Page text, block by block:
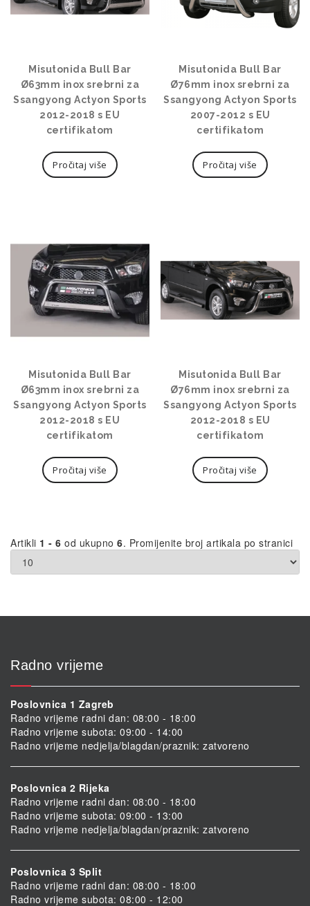
Misutonida Bull Bar
Ø63mm inox srebrni za
Ssangyong Actyon Sports
2012-2018 s EU
certifikatom
Pročitaj više
Misutonida Bull Bar
Ø76mm inox srebrni za
Ssangyong Actyon Sports
2007-2012 s EU
certifikatom
Pročitaj više
Misutonida Bull Bar
Ø63mm inox srebrni za
Ssangyong Actyon Sports
2012-2018 s EU
certifikatom
Pročitaj više
Misutonida Bull Bar
Ø76mm inox srebrni za
Ssangyong Actyon Sports
2012-2018 s EU
certifikatom
Pročitaj više
Artikli 1 - 6 od ukupno 6. Promijenite broj artikala po stranici
Radno vrijeme
Poslovnica 1 Zagreb
Radno vrijeme radni dan: 08:00 - 18:00
Radno vrijeme subota: 09:00 - 14:00
Radno vrijeme nedjelja/blagdan/praznik: zatvoreno
Poslovnica 2 Rijeka
Radno vrijeme radni dan: 08:00 - 18:00
Radno vrijeme subota: 09:00 - 13:00
Radno vrijeme nedjelja/blagdan/praznik: zatvoreno
Poslovnica 3 Split
Radno vrijeme radni dan: 08:00 - 18:00
Radno vrijeme subota: 08:00 - 12:00